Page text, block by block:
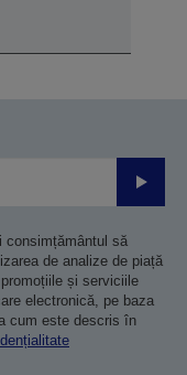
consimțământul să
de analize de piață
și serviciile
electronică, pe baza
cum este descris în